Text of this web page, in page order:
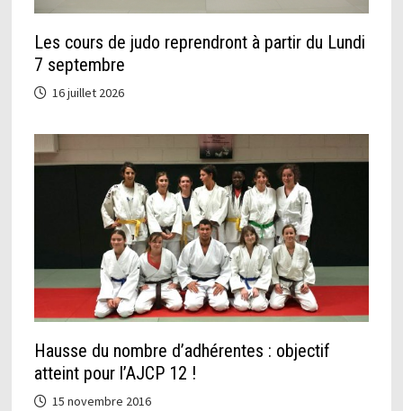
Les cours de judo reprendront à partir du Lundi
7 septembre
16 juillet 2026
Hausse du nombre d’adhérentes : objectif
atteint pour l’AJCP 12 !
15 novembre 2016